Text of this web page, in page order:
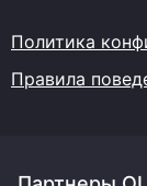
Политика
Правила